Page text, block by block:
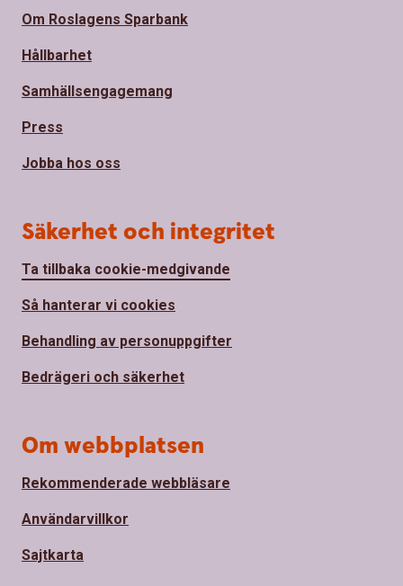
Om Roslagens Sparbank
Hållbarhet
Samhällsengagemang
Press
Jobba hos oss
Säkerhet och integritet
Ta tillbaka cookie-medgivande
Så hanterar vi cookies
Behandling av personuppgifter
Bedrägeri och säkerhet
Om webbplatsen
Rekommenderade webbläsare
Användarvillkor
Sajtkarta